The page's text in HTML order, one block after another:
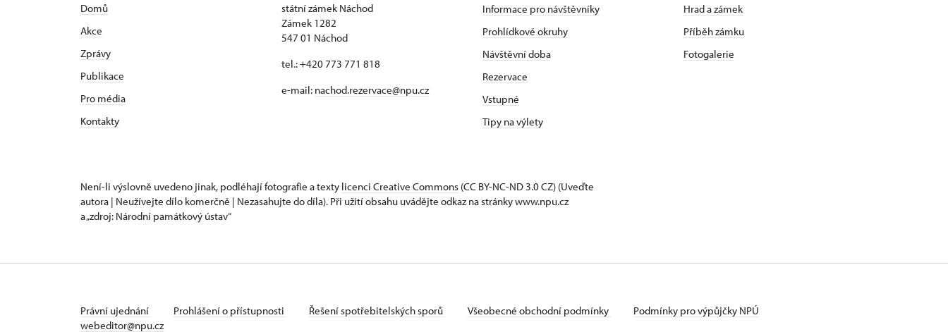
Domů
Akce
Zprávy
Publikace
Pro média
Kontakty
státní zámek Náchod
Zámek 1282
547 01 Náchod
tel.: +420 773 771 818
e-mail: nachod.rezervace@npu.cz
Informace pro návštěvníky
Prohlídkové okruhy
Návštěvní doba
Rezervace
Vstupné
Tipy na výlety
Hrad a zámek
Příběh zámku
Fotogalerie
Není-li výslovně uvedeno jinak, podléhají fotografie a texty licenci Creative Commons (CC BY-NC-ND 3.0 CZ) (Uveďte
autora | Neužívejte dílo komerčně | Nezasahujte do díla). Při užití obsahu uvádějte odkaz na stránky www.npu.cz
a „zdroj: Národní památkový ústav“
Právní ujednání Prohlášení o přístupnosti Řešení spotřebitelských sporů Všeobecné obchodní podmínky
Podmínky pro výpůjčky NPÚ
webeditor@npu.cz